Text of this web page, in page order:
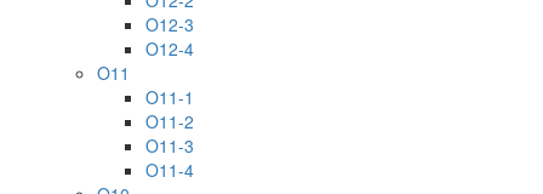
O12-3
O12-4
O11
O11-1
O11-2
O11-3
O11-4